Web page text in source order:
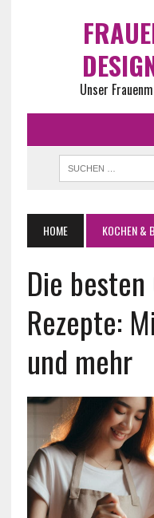
Unser
HOME KOCHEN &
Die
Rezepte:
und mehr